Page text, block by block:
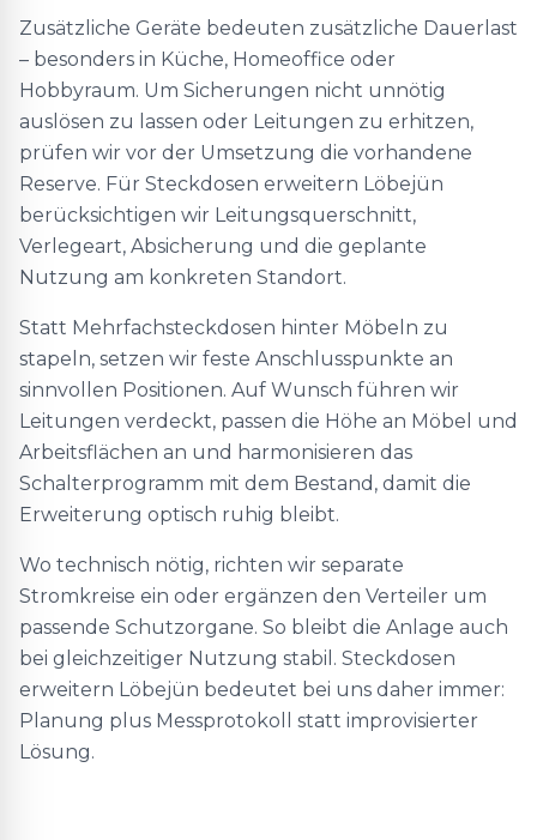
Zusätzliche Geräte bedeuten zusätzliche Dauerlast
– besonders in Küche, Homeoffice oder
Hobbyraum. Um Sicherungen nicht unnötig
auslösen zu lassen oder Leitungen zu erhitzen,
prüfen wir vor der Umsetzung die vorhandene
Reserve. Für Steckdosen erweitern Löbejün
berücksichtigen wir Leitungsquerschnitt,
Verlegeart, Absicherung und die geplante
Nutzung am konkreten Standort.
Statt Mehrfachsteckdosen hinter Möbeln zu
stapeln, setzen wir feste Anschlusspunkte an
sinnvollen Positionen. Auf Wunsch führen wir
Leitungen verdeckt, passen die Höhe an Möbel und
Arbeitsflächen an und harmonisieren das
Schalterprogramm mit dem Bestand, damit die
Erweiterung optisch ruhig bleibt.
Wo technisch nötig, richten wir separate
Stromkreise ein oder ergänzen den Verteiler um
passende Schutzorgane. So bleibt die Anlage auch
bei gleichzeitiger Nutzung stabil. Steckdosen
erweitern Löbejün bedeutet bei uns daher immer:
Planung plus Messprotokoll statt improvisierter
Lösung.